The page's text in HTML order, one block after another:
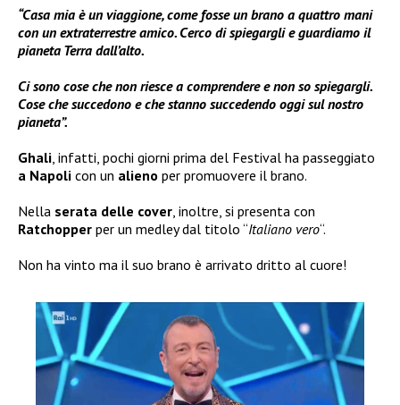
“Casa mia è un viaggione, come fosse un brano a quattro mani
con un extraterrestre amico. Cerco di spiegargli e guardiamo il
pianeta Terra dall’alto.
Ci sono cose che non riesce a comprendere e non so spiegargli.
Cose che succedono e che stanno succedendo oggi sul nostro
pianeta”.
Ghali, infatti, pochi giorni prima del Festival ha passeggiato
a Napoli con un alieno per promuovere il brano.
Nella serata delle cover, inoltre, si presenta con
Ratchopper per un medley dal titolo “Italiano vero“.
Non ha vinto ma il suo brano è arrivato dritto al cuore!